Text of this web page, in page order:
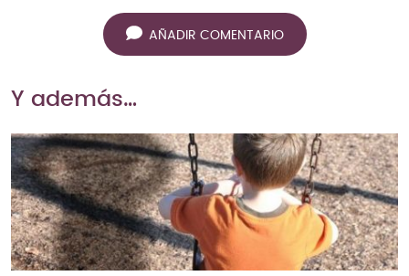
AÑADIR COMENTARIO
Y además…